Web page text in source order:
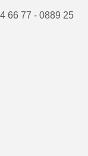
66 77 - 0889 25